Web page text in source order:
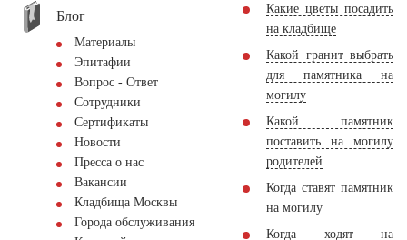
Блог
Материалы
Эпитафии
Вопрос - Ответ
Сотрудники
Сертификаты
Новости
Пресса о нас
Вакансии
Кладбища Москвы
Города обслуживания
Какие цветы посадить
на кладбище
Какой гранит выбрать
для памятника на
могилу
Какой памятник
поставить на могилу
родителей
Когда ставят памятник
на могилу
Когда ходят на